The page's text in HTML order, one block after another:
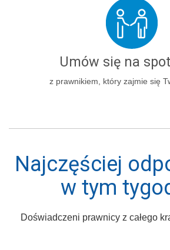
Umów się na
z prawnikiem, który zajmie się
Najczęściej
w tym
Doświadczeni prawnicy z całego